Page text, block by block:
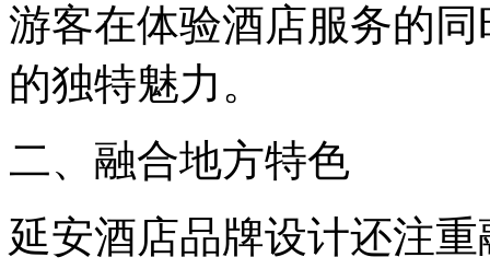
游客在体验酒店服务的
的独特魅力。
二、融合地方特色
延安酒店品牌设计还注